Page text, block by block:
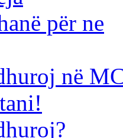
për ne
në